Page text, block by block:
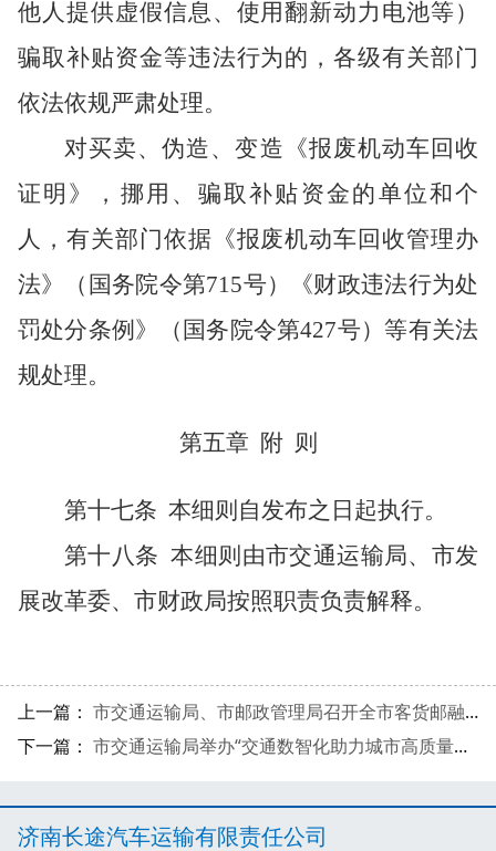
他人提供虚假信息、使用翻新动力电池等）
骗取补贴资金等违法行为的，各级有关部门
依法依规严肃处理。
对买卖、伪造、变造《报废机动车回收
证明》，挪用、骗取补贴资金的单位和个
人，有关部门依据《报废机动车回收管理办
法》（国务院令第715号）《财政违法行为处
罚处分条例》（国务院令第427号）等有关法
规处理。
第五章 附 则
第十七条 本细则自发布之日起执行。
第十八条 本细则由市交通运输局、市发
展改革委、市财政局按照职责负责解释。
上一篇： 市交通运输局、市邮政管理局召开全市客货邮融合发展现场推进会
下一篇： 市交通运输局举办“交通数智化助力城市高质量发展的实践”交通大讲堂专题讲座
济南长途汽车运输有限责任公司